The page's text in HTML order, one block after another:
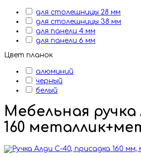
для столешницы 28 мм
для столешницы 38 мм
для панели 4 мм
для панели 6 мм
Цвет планок
алюминий
черный
белый
Мебельная ручка
160